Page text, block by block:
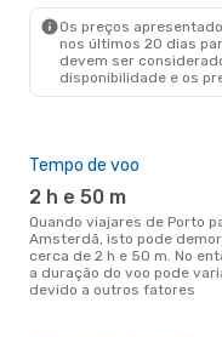
Os preços
nos últimos 20 dias
devem ser
disponibilidade e os
Tempo de voo
2 h e 50 m
Quando viajares de Porto para
Amsterdã, isto pode
cerca de 2 h e 50 m. No
a duração do voo pode
devido a outros fatores